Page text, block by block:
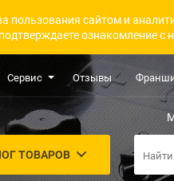
сайтом и
подтверждаете ознакомление с
Сервис Отзывы
ТОВАРОВ